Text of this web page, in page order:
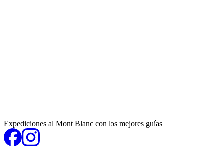
Expediciones al Mont Blanc con los mejores guías